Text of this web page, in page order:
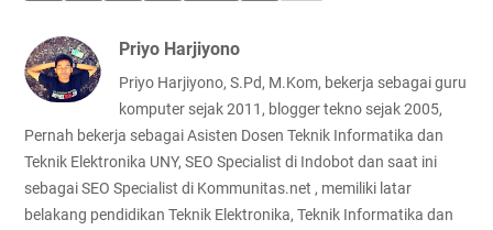
Priyo Harjiyono
Priyo Harjiyono, S.Pd, M.Kom, bekerja sebagai guru
komputer sejak 2011, blogger tekno sejak 2005,
Pernah bekerja sebagai Asisten Dosen Teknik Informatika dan
Teknik Elektronika UNY, SEO Specialist di Indobot dan saat ini
sebagai SEO Specialist di Kommunitas.net , memiliki latar
belakang pendidikan Teknik Elektronika, Teknik Informatika dan